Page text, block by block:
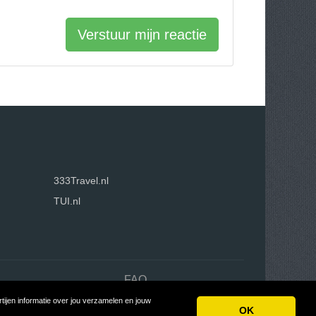
informatie over jou verzamelen en jouw
OK
Verstuur mijn reactie
333Travel.nl
TUI.nl
FAQ